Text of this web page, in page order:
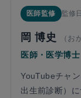
医師監修 監修
岡 博史 （お
医師・医学博士
YouTubeチャ
出生前診断）